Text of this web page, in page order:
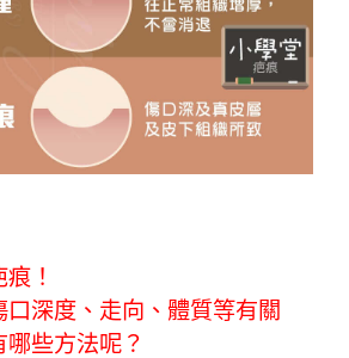
！
深度、走向、體質等有關
些方法呢？